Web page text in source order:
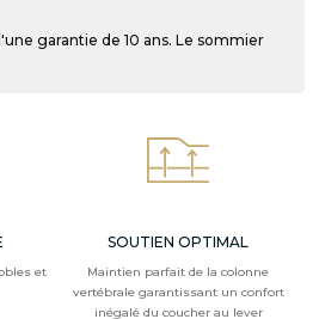
garantie de 10 ans. Le sommier
et
SOUTIEN OPTIMAL
Maintien parfait de la colonne
vertébrale garantissant un confort
inégalé du coucher au lever